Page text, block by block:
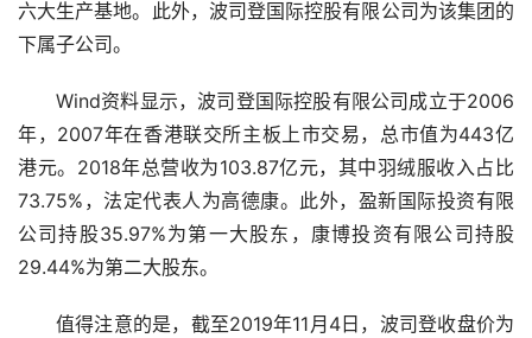
六大生产基地。此外，波司登国际控股有限公司为该集团的
下属子公司。
Wind资料显示，波司登国际控股有限公司成立于2006
年，2007年在香港联交所主板上市交易，总市值为443亿
港元。2018年总营收为103.87亿元，其中羽绒服收入占比
73.75%，法定代表人为高德康。此外，盈新国际投资有限
公司持股35.97%为第一大股东，康博投资有限公司持股
29.44%为第二大股东。
值得注意的是，截至2019年11月4日，波司登收盘价为